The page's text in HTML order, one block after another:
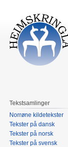
Tekstsamlinger
Norrøne kildetekster
Tekster på dansk
Tekster på norsk
Tekster på svensk